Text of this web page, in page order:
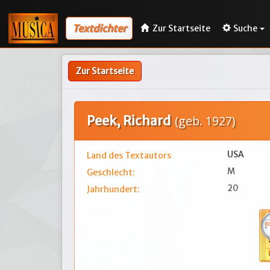
Textdichter Zur Startseite Suche
Zur Startseite
Peek, Richard (geb. 1927)
Land des Textautors
USA
Geschlecht:
M
Jahrhundert:
20